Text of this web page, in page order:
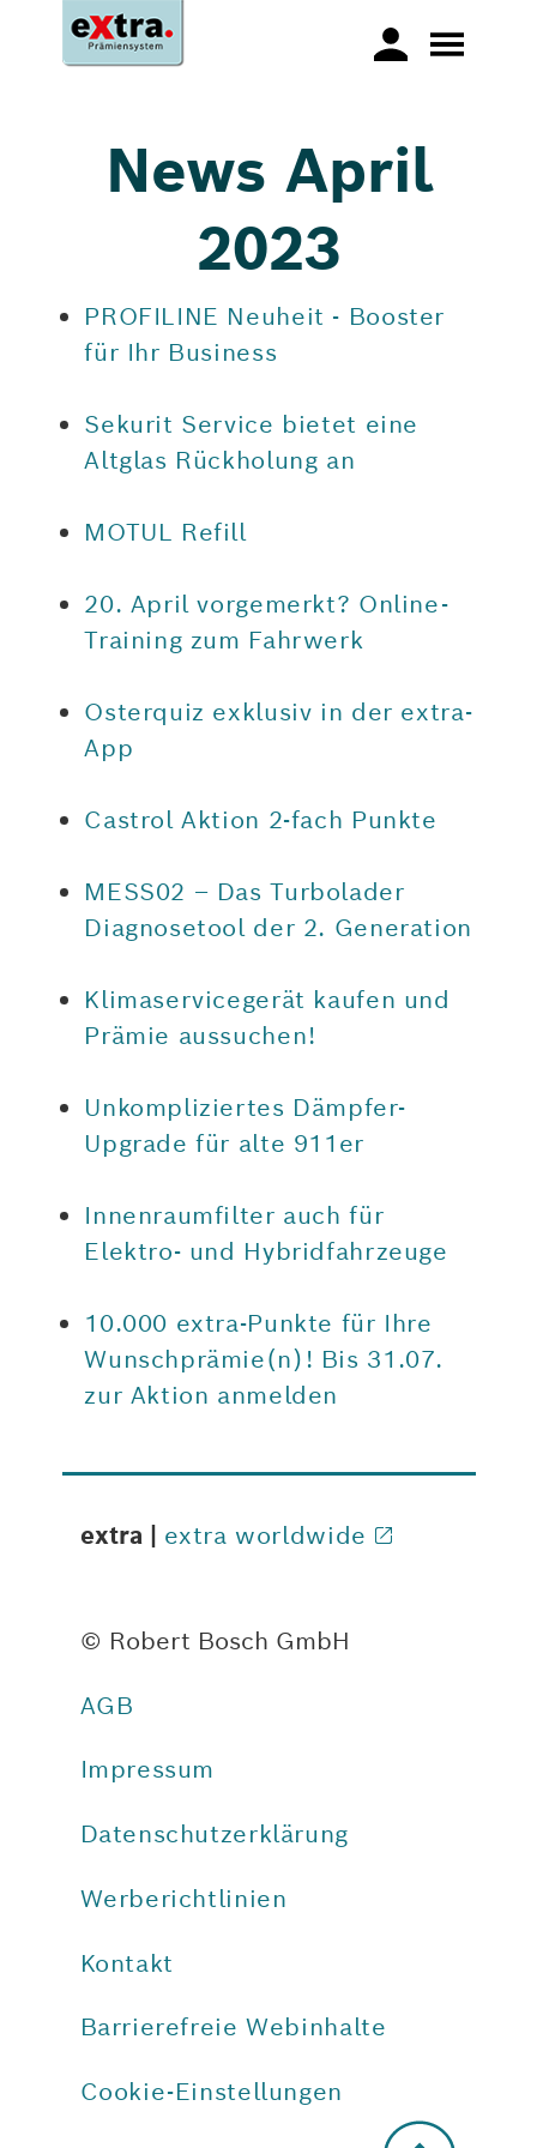
News April
2023
PROFILINE Neuheit - Booster
für Ihr Business
Sekurit Service bietet eine
Altglas Rückholung an
MOTUL Refill
20. April vorgemerkt? Online-
Training zum Fahrwerk
Osterquiz exklusiv in der extra-
App
Castrol Aktion 2-fach Punkte
MESS02 – Das Turbolader
Diagnosetool der 2. Generation
Klimaservicegerät kaufen und
Prämie aussuchen!
Unkompliziertes Dämpfer-
Upgrade für alte 911er
Innenraumfilter auch für
Elektro- und Hybridfahrzeuge
10.000 extra-Punkte für Ihre
Wunschprämie(n)! Bis 31.07.
zur Aktion anmelden
extra | extra worldwide
© Robert Bosch GmbH
AGB
Impressum
Datenschutzerklärung
Werberichtlinien
Kontakt
Barrierefreie Webinhalte
Cookie-Einstellungen